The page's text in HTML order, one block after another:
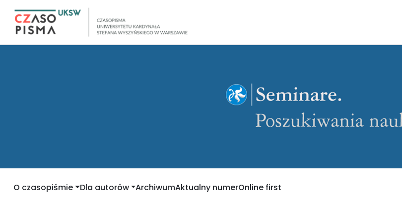
O czasopiśmie Dla autorów ArchiwumAktualny numerOnline first